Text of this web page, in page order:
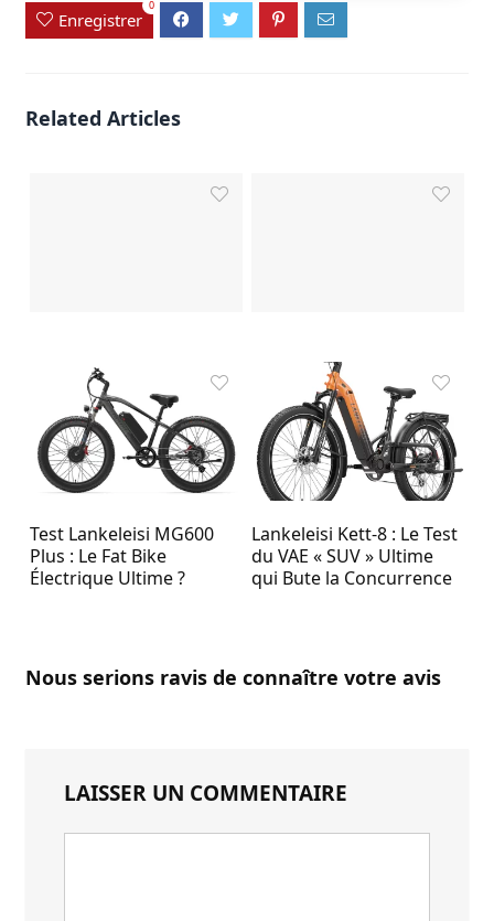
Enregistrer
0
Related Articles
Test Lankeleisi MG600
Plus : Le Fat Bike
Électrique Ultime ?
Lankeleisi Kett-8 : Le Test
du VAE « SUV » Ultime
qui Bute la Concurrence
Nous serions ravis de connaître votre avis
LAISSER UN COMMENTAIRE